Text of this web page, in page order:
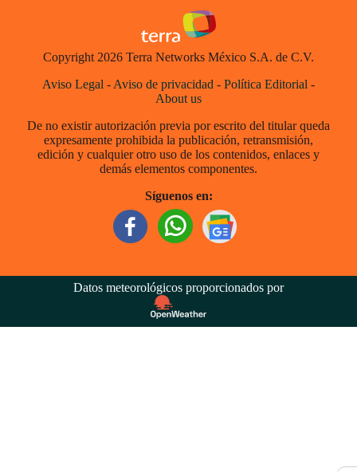
Copyright 2026 Terra Networks México S.A. de C.V.
Aviso Legal - Aviso de privacidad - Política Editorial -
About us
De no existir autorización previa por escrito del titular queda
expresamente prohibida la publicación, retransmisión,
edición y cualquier otro uso de los contenidos, enlaces y
demás elementos componentes.
Síguenos en:
Datos meteorológicos proporcionados por